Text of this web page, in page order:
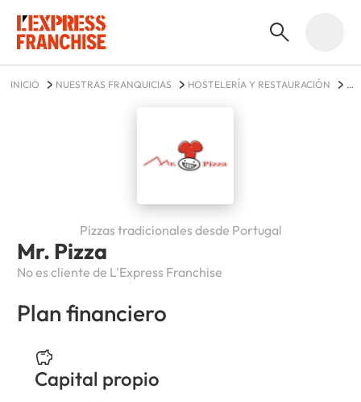
INICIO NUESTRAS FRANQUICIAS
HOSTELERÍA Y RESTAURACIÓN
Mr. Pizza
No es cliente de L'Express Franchise
Pizzas tradicionales desde Portugal
Plan financiero
Capital propio